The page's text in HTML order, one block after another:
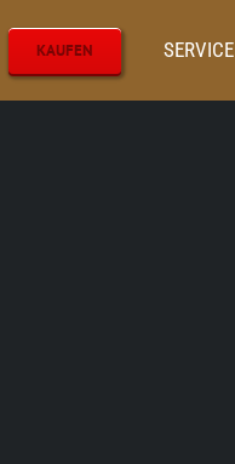
KAUFEN SERVICE